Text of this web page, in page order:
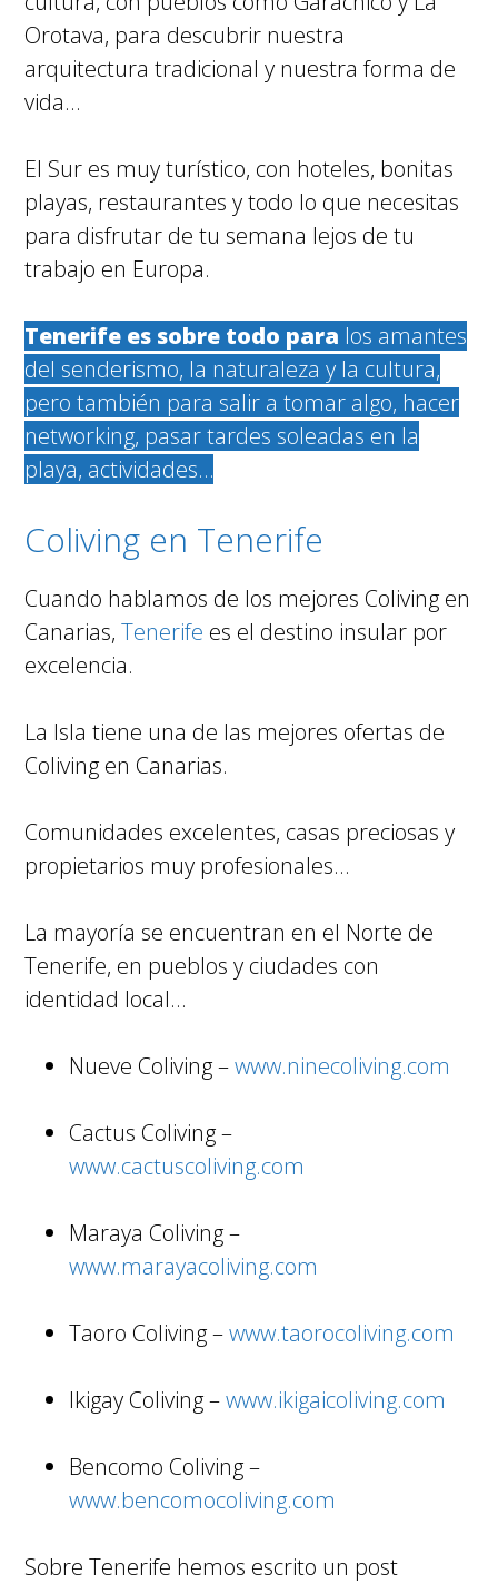
Orotava, para descubrir nuestra
arquitectura tradicional y nuestra forma de
vida…
El Sur es muy turístico, con hoteles, bonitas
playas, restaurantes y todo lo que necesitas
para disfrutar de tu semana lejos de tu
trabajo en Europa.
Tenerife es sobre todo para los amantes
del senderismo, la naturaleza y la cultura,
pero también para salir a tomar algo, hacer
networking, pasar tardes soleadas en la
playa, actividades…
Coliving en Tenerife
Cuando hablamos de los mejores Coliving en
Canarias,Tenerife es el destino insular por
excelencia.
La Isla tiene una de las mejores ofertas de
Coliving en Canarias.
Comunidades excelentes, casas preciosas y
propietarios muy profesionales…
La mayoría se encuentran en el Norte de
Tenerife, en pueblos y ciudades con
identidad local…
Nueve Coliving –www.ninecoliving.com
Cactus Coliving –
www.cactuscoliving.com
Maraya Coliving –
www.marayacoliving.com
Taoro Coliving –www.taorocoliving.com
Ikigay Coliving –www.ikigaicoliving.com
Bencomo Coliving –
www.bencomocoliving.com
Sobre Tenerife hemos escrito un post